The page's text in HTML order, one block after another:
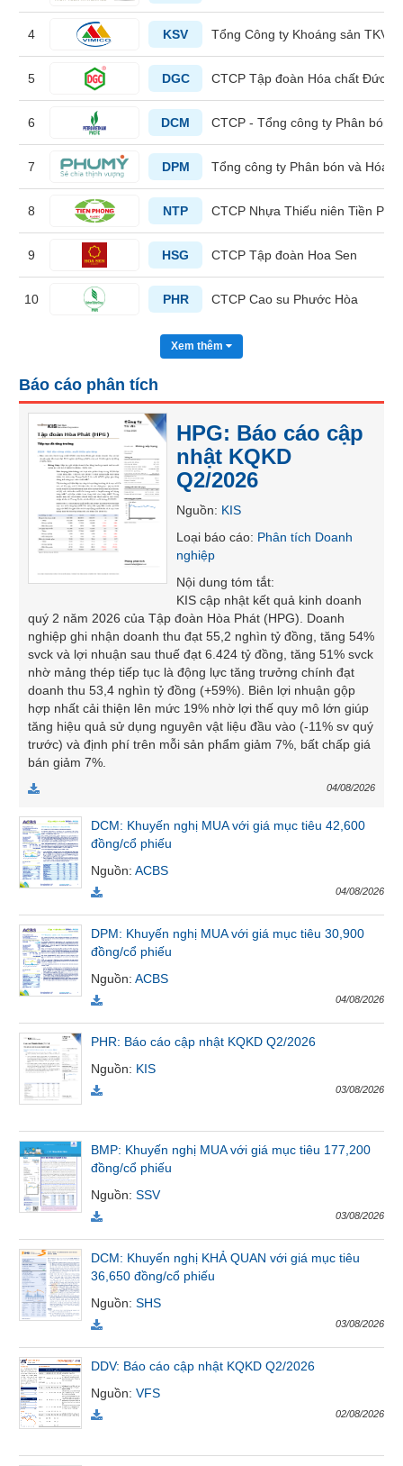
liệu
4 KSV Tổng Công ty Khoáng sản TKV -
5 DGC CTCP Tập đoàn Hóa chất Đức
6 DCM CTCP - Tổng công ty Phân bón
7 DPM Tổng công ty Phân bón và Hóa
8 NTP CTCP Nhựa Thiếu niên Tiền
9 HSG CTCP Tập đoàn Hoa Sen
10 PHR CTCP Cao su Phước Hòa
Xem thêm
Báo cáo phân tích
HPG: Báo cáo cập
nhật KQKD
Q2/2026
Nguồn: KIS
Loại báo cáo: Phân tích Doanh
nghiệp
Nội dung tóm tắt:
KIS cập nhật kết quả kinh doanh
quý 2 năm 2026 của Tập đoàn Hòa Phát (HPG). Doanh
nghiệp ghi nhận doanh thu đạt 55,2 nghìn tỷ đồng, tăng 54%
svck và lợi nhuận sau thuế đạt 6.424 tỷ đồng, tăng 51% svck
nhờ mảng thép tiếp tục là động lực tăng trưởng chính đạt
doanh thu 53,4 nghìn tỷ đồng (+59%). Biên lợi nhuận gộp
hợp nhất cải thiện lên mức 19% nhờ lợi thế quy mô lớn giúp
tăng hiệu quả sử dụng nguyên vật liệu đầu vào (-11% sv quý
trước) và định phí trên mỗi sản phẩm giảm 7%, bất chấp giá
bán giảm 7%.
04/08/2026
DCM: Khuyến nghị MUA với giá mục tiêu 42,600
đồng/cổ phiếu
Nguồn:ACBS
04/08/2026
DPM: Khuyến nghị MUA với giá mục tiêu 30,900
đồng/cổ phiếu
Nguồn:ACBS
04/08/2026
PHR: Báo cáo cập nhật KQKD Q2/2026
Nguồn: KIS
03/08/2026
BMP: Khuyến nghị MUA với giá mục tiêu 177,200
đồng/cổ phiếu
Nguồn:SSV
03/08/2026
DCM: Khuyến nghị KHẢ QUAN với giá mục tiêu
36,650 đồng/cổ phiếu
Nguồn:SHS
03/08/2026
DDV: Báo cáo cập nhật KQKD Q2/2026
Nguồn:VFS
02/08/2026
TIÊU
DÙNG
KHÔNG
YẾU
TIÊU
YẾU
CHĂM
SÓC
SỨC
KHỎE
TÀI
CÔNG
NGHỆ
THÔNG
TIN
VỤ
TRUYỀN
THÔNG
TIỆN
ÍCH
BẤT
ĐỘNG
SẢN
Mã
chứng
khoán
(-)
Lãnh
đạo
(-)
Tất cả Người nội bộ Người liên quan Cổ đông lớn
Tin
tức
(-)